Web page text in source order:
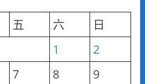
五 六
日
1
2
7 8
9